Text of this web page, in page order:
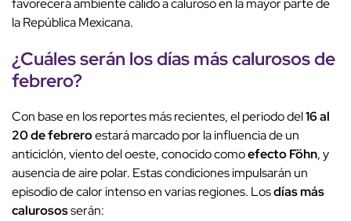
favorecerá ambiente cálido a caluroso en la mayor parte de
la República Mexicana.
¿Cuáles serán losdías más calurososde
febrero?
Con base en los reportes más recientes, el periodo del16 al
20 de febreroestará marcado por la influencia de un
anticiclón, viento del oeste, conocido comoefecto Föhn, y
ausencia de aire polar. Estas condiciones impulsarán un
episodio de calor intenso en varias regiones. Losdías más
calurososserán: